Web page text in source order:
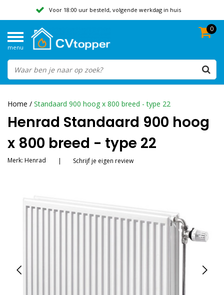
Voor 18:00 uur besteld, volgende werkdag in huis
Beoordeeld met een 9,8
menu
0
Home / Standaard 900 hoog x 800 breed - type 22
Henrad Standaard 900 hoog
x 800 breed - type 22
Merk: Henrad | Schrijf je eigen review